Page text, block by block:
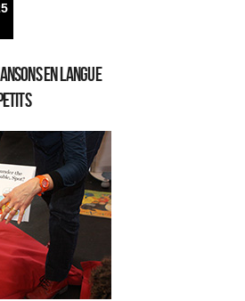
en langue